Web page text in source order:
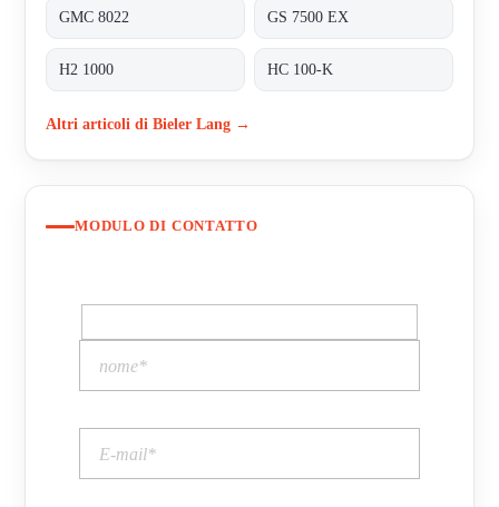
GMC 8022 GS 7500 EX
H2 1000 HC 100-K
Altri articoli di Bieler Lang →
MODULO DI CONTATTO